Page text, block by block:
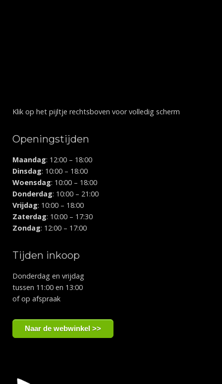
Klik op het pijltje rechtsboven voor volledig scherm
Openingstijden
Maandag: 12:00 – 18:00
Dinsdag: 10:00 – 18:00
Woensdag: 10:00 – 18:00
Donderdag: 10:00 – 21:00
Vrijdag: 10:00 – 18:00
Zaterdag: 10:00 – 17:30
Zondag: 12:00 – 17:00
Tijden inkoop
Donderdag en vrijdag
tussen 11:00 en 13:00
of op afspraak
Naar de webwinkel >>